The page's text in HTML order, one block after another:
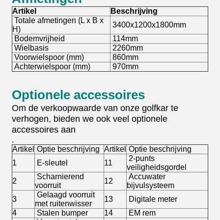
Artikel
Beschrijving
Totale afmetingen (L x B x
H)
3400x1200x1800mm
Bodemvrijheid
114mm
Wielbasis
2260mm
Voorwielspoor (mm)
860mm
Achterwielspoor (mm)
970mm
Optionele accessoires
Om de verkoopwaarde van onze golfkar te
verhogen, bieden we ook veel optionele
accessoires aan
.
Artikel Optie beschrijving Artikel Optie beschrijving
1
E-sleutel 11
2-punts
veiligheidsgordel
2
Scharnierend
voorruit
12
Accuwater
bijvulsysteem
3
Gelaagd voorruit
met ruitenwisser
13
Digitale meter
4
Stalen bumper 14
EM rem